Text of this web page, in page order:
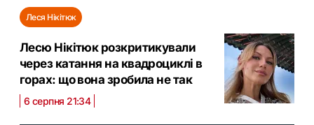
Леся Нікітюк
Лесю Нікітюк розкритикували
через катання на квадроциклі в
горах: що вона зробила не так
6 серпня 21:34